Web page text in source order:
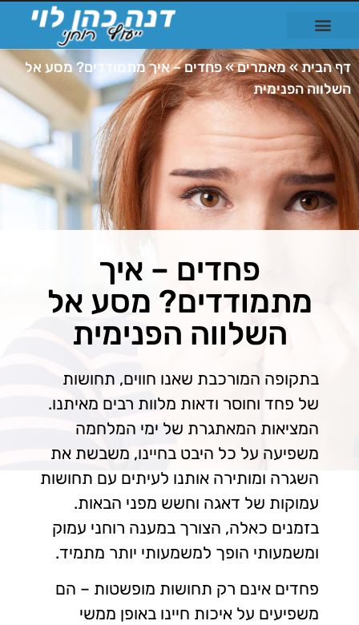
דף הבית»מאמרים»פחדים – איך מתמודדים? מסע אל
השלווה הפנימית
פחדים – איך
מתמודדים? מסע אל
השלווה הפנימית
בתקופה המורכבת שאנו חווים, תחושות
של פחד וחוסר ודאות מלוות רבים מאיתנו.
המציאות המאתגרת של ימי המלחמה
משפיעה על כל היבט בחיינו, משבשת את
השגרה ומותירה אותנו לעיתים עם תחושות
עמוקות של דאגה וחשש מפני הבאות.
בזמנים כאלה, הצורך במענה רוחני עמוק
ומשמעותי הופך למשמעותי יותר מתמיד.
פחדים אינם רק תחושות מופשטות – הם
משפיעים על איכות חיינו באופן ממשי